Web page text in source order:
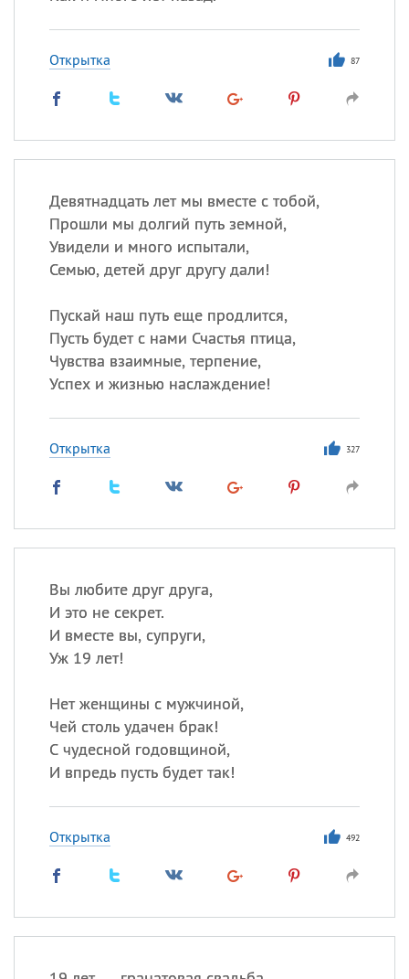
Открытка 87
Девятнадцать лет мы вместе с тобой,
Прошли мы долгий путь земной,
Увидели и много испытали,
Семью, детей друг другу дали!
Пускай наш путь еще продлится,
Пусть будет с нами Счастья птица,
Чувства взаимные, терпение,
Успех и жизнью наслаждение!
Открытка 327
Вы любите друг друга,
И это не секрет.
И вместе вы, супруги,
Уж 19 лет!
Нет женщины с мужчиной,
Чей столь удачен брак!
С чудесной годовщиной,
И впредь пусть будет так!
Открытка 492